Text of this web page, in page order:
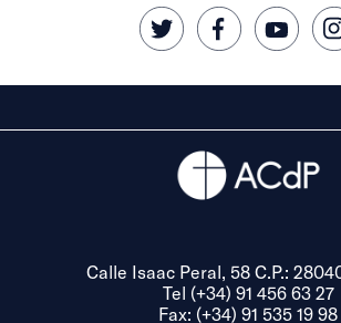
Calle Isaac Peral, 58 C.P.:
Tel (+34) 91 456 63 27
Fax: (+34) 91 535 19 98